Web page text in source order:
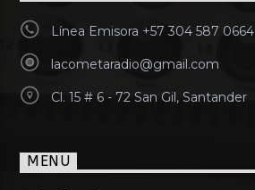
Línea Emisora +57 304 587 0664
lacometaradio@gmail.com
Cl. 15 # 6 - 72 San Gil, Santander
MENU